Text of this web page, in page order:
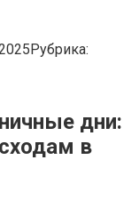
Рубрика:
дни:
в